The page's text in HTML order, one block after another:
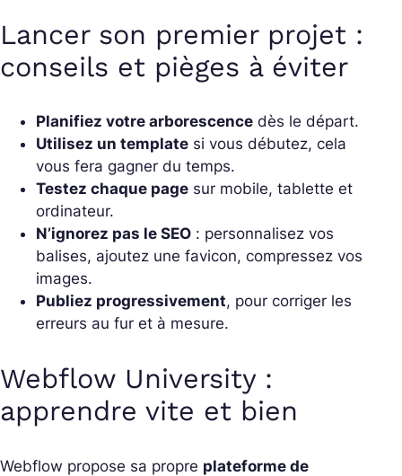
Lancer son premier projet :
conseils et pièges à éviter
Planifiez votre arborescence dès le départ.
Utilisez un template si vous débutez, cela
vous fera gagner du temps.
Testez chaque page sur mobile, tablette et
ordinateur.
N’ignorez pas le SEO : personnalisez vos
balises, ajoutez une favicon, compressez vos
images.
Publiez progressivement, pour corriger les
erreurs au fur et à mesure.
Webflow University :
apprendre vite et bien
Webflow propose sa propre plateforme de